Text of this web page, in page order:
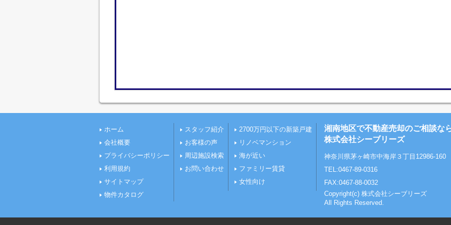
ホーム
会社概要
プライバシーポリシー
利用規約
サイトマップ
物件カタログ
スタッフ紹介
お客様の声
周辺施設検索
お問い合わせ
2700万円以下の新築戸建
リノベマンション
海が近い
ファミリー賃貸
女性向け
湘南地区で不動産売却のご相談な
株式会社シーブリーズ
神奈川県茅ヶ崎市中海岸３丁目12986-160
TEL:0467-89-0316
FAX:0467-88-0032
Copyright(c) 株式会社シーブリーズ
All Rights Reserved.